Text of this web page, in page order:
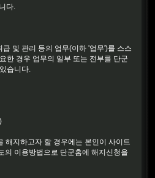
다.
및 관리 등의 업무(이하 '업무')를 스스
한 경우 업무의 일부 또는 전부를 단군
습니다.
해지하고자 할 경우에는 본인이 사이트
의 이용방법으로 단군홈에 해지신청을